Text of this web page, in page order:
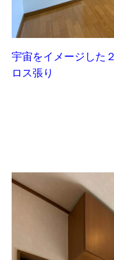
宇宙をイメージした
ロス張り